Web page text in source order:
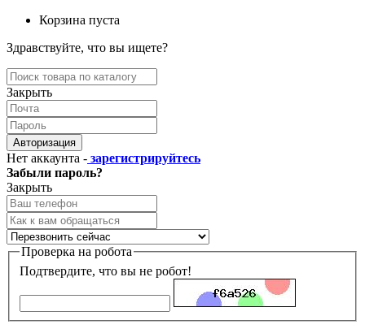
Корзина пуста
Здравствуйте, что вы ищете?
Закрыть
Авторизация
Нет аккаунта - зарегистрируйтесь
Забыли пароль?
Закрыть
Проверка на робота
Подтвердите, что вы не робот!